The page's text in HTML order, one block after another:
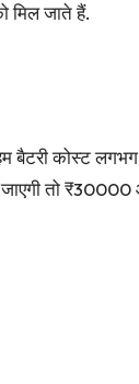
जाते हैं.
हम बैटरी कोस्ट
तो ₹30000